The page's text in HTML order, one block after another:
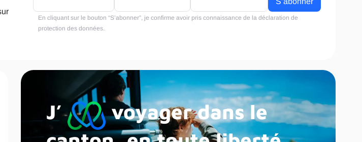
En cliquant sur le bouton “S’abonner”, je confirme avoir pris connaissance de la déclaration de
protection des données.
J’
voyager dans le